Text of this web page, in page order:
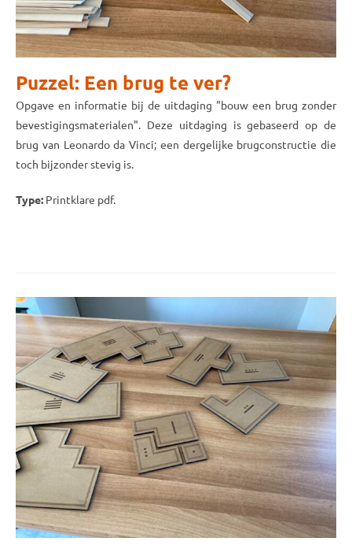
Puzzel: Een brug te ver?
Opgave en informatie bij de uitdaging "bouw een brug zonder
bevestigingsmaterialen". Deze uitdaging is gebaseerd op de
brug van Leonardo da Vinci; een dergelijke brugconstructie die
toch bijzonder stevig is.
Type: Printklare pdf.